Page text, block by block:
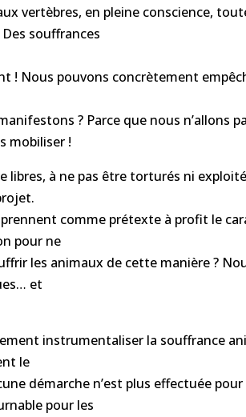
vertèbres, en pleine conscience,
souffrances
! Nous pouvons concrètement
? Parce que nous n’allons
mobiliser !
à ne pas être torturés ni
comme prétexte à profit le
pour ne
les animaux de cette manière ?
et
instrumentaliser la souffrance
le
démarche n’est plus effectuée pour
pour les